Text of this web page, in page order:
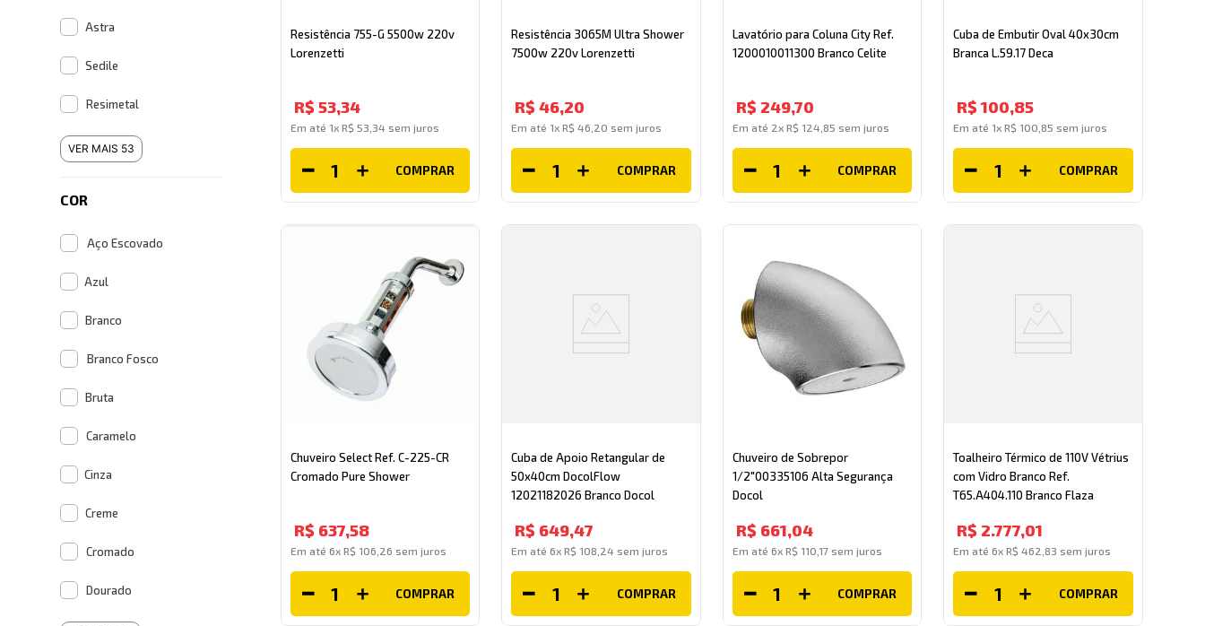
Astra
Sedile
Resimetal
VER MAIS 53
COR
Aço Escovado
Azul
Branco
Branco Fosco
Bruta
Caramelo
Cinza
Creme
Cromado
Dourado
Resistência 755-G 5500w 220v
Lorenzetti
R$ 53,34
Em até 1x R$ 53 34 sem juros
COMPRAR
Resistência 3065M Ultra Shower
7500w 220v Lorenzetti
R$ 46,20
Em até 1xR$ 46 20 sem juros
COMPRAR
Lavatório para Coluna City Ref.
1200010011300 Branco Celite
R$ 249,70
Em até 2x R$ 124 85 sem juros
COMPRAR
Cuba de Embutir Oval 40x30cm
Branca L.59.17 Deca
R$ 100,85
Em até 1xR$ 100 85 sem juros
COMPRAR
Chuveiro Select Ref. C-225-CR
Cromado Pure Shower
R$ 637,58
Em até 6x R$ 106 26 sem juros
COMPRAR
Cuba de Apoio Retangular de
50x40cm DocolFlow
12021182026 Branco Docol
R$ 649,47
Em até6xR$ 108 24 sem juros
COMPRAR
Chuveiro de Sobrepor
1/2"00335106 Alta Segurança
Docol
R$ 661,04
Em até 6x R$ 110 17sem juros
COMPRAR
Toalheiro Térmico de 110V Vétrius
com Vidro Branco Ref.
T65.A404.110 Branco Flaza
R$ 2.777,01
Em até6xR$ 462 83 sem juros
COMPRAR